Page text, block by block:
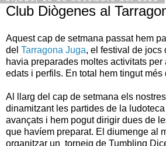
Club Diògenes al
Aquest cap de setmana passat hem
del Tarragona Juga, el festival de jocs
havia preparades moltes activitats per
edats i perfils. En total hem tingut més
Al llarg del cap de setmana els
dinamitzant les partides de la
avançats i hem pogut dirigir dues de
que havíem preparat. El diumenge al
organitzar un torneig de Tumbling